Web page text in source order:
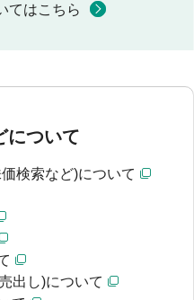
てはこちら
について
検索など)について
出し)について